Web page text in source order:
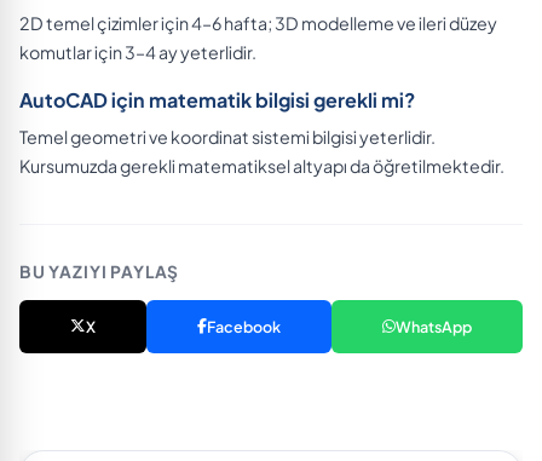
2D temel çizimler için 4–6 hafta; 3D modelleme ve ileri düzey
komutlar için 3–4 ay yeterlidir.
AutoCAD için matematik bilgisi gerekli mi?
Temel geometri ve koordinat sistemi bilgisi yeterlidir.
Kursumuzda gerekli matematiksel altyapı da öğretilmektedir.
BU YAZIYI PAYLAŞ
X Facebook WhatsApp